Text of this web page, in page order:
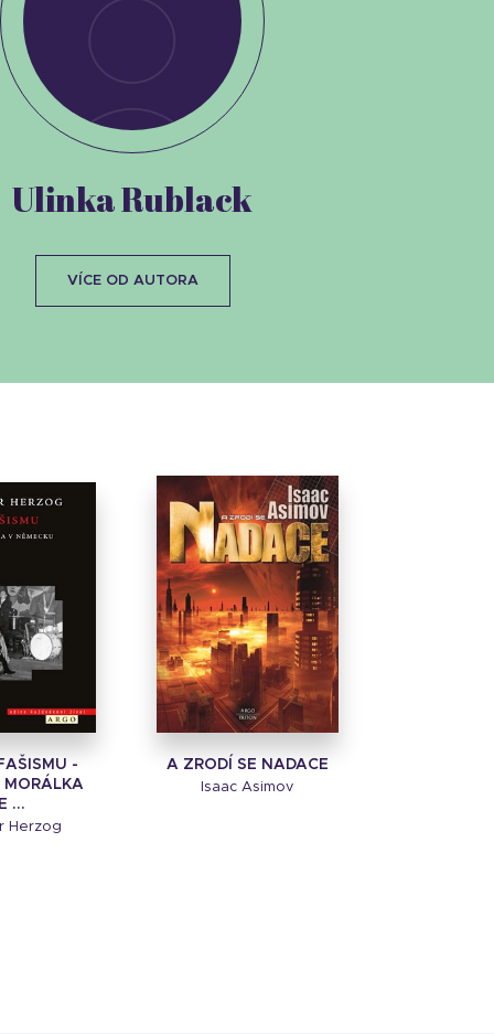
Ulinka Rublack
VÍCE OD AUTORA
-
MORÁLKA
...
Herzog
A ZRODÍ SE NADACE
Isaac Asimov